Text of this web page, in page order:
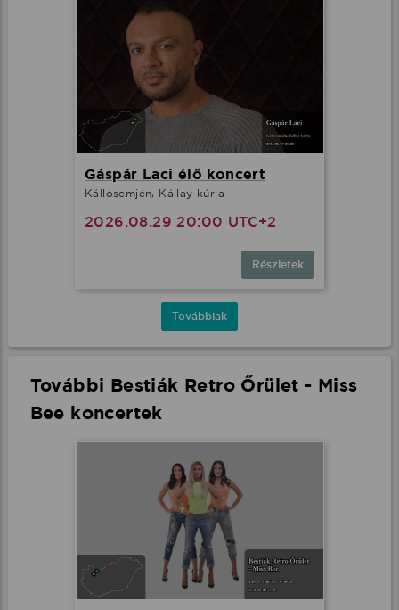
Gáspár Laci élő koncert
Kállósemjén, Kállay kúria
2026.08.29 20:00 UTC+2
Részletek
Továbbiak
További Bestiák Retro Őrület - Miss
Bee koncertek